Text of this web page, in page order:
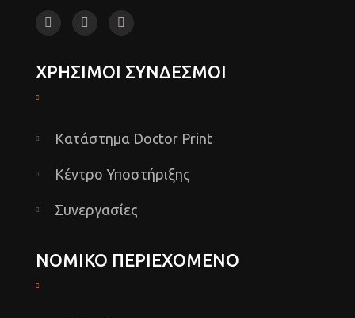
ΧΡΗΣΙΜΟΙ ΣΥΝΔΕΣΜΟΙ
Κατάστημα Doctor Print
Κέντρο Υποστήριξης
Συνεργασίες
ΝΟΜΙΚΟ ΠΕΡΙΕΧΟΜΕΝΟ